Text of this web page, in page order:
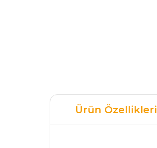
Ürün Özellikleri